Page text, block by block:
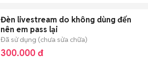
Đèn livestream do không dùng đến
nên em pass lại
Đã sử dụng (chưa sửa chữa)
300.000 đ